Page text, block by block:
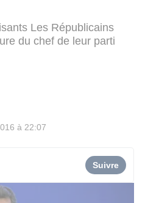
Les Républicains
du chef de leur parti
à 22:07
Suivre